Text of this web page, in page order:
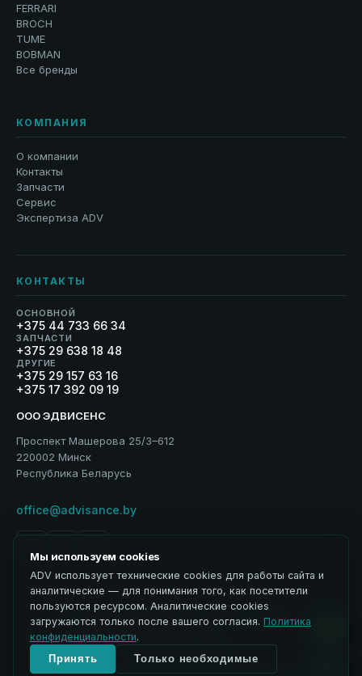
FERRARI
BROCH
TUME
BOBMAN
Все бренды
КОМПАНИЯ
О компании
Контакты
Запчасти
Сервис
Экспертиза ADV
КОНТАКТЫ
ОСНОВНОЙ
+375 44 733 66 34
ЗАПЧАСТИ
+375 29 638 18 48
ДРУГИЕ
+375 29 157 63 16
+375 17 392 09 19
ООО ЭДВИСЕНС
Проспект Машерова 25/3–612
220002 Минск
Республика Беларусь
office@advisance.by
Политика обработки персональных данных
ЭДВИСЕНС / Advisance → ADV
Управление cookies
Мы используем cookies
ADV использует технические cookies для работы сайта и
аналитические — для понимания того, как посетители
пользуются ресурсом. Аналитические cookies
загружаются только после вашего согласия. Политика
конфиденциальности.
Принять Только необходимые